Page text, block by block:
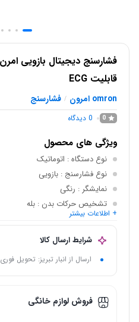
قابلیت ECG
omron امرون / فشارسنج
0
0 دیدگاه
ویژگی های محصول
نوع دستگاه: اتوماتیک
نوع فشارسنج : بازویی
نمایشگر : رنگی
تشخیص حرکات بدن : بله
ظرفیت تبت حافظه
دستگاه دیجیتال
: بله
+ اطلاعات بیشتر
شرایط ارسال کالا
ارسال از انبار تبریز: تحویل فوری
فروش لوازم خانگی